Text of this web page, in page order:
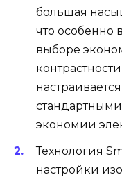
большая
что особенно
выборе
экономии
Технология
настройки